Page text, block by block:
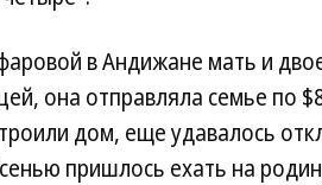
в Андижане мать и
она отправляла семье по
дом, еще удавалось
пришлось ехать на